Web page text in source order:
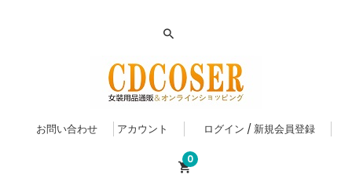
お問い合わせ アカウント ログイン / 新規会員登録
0